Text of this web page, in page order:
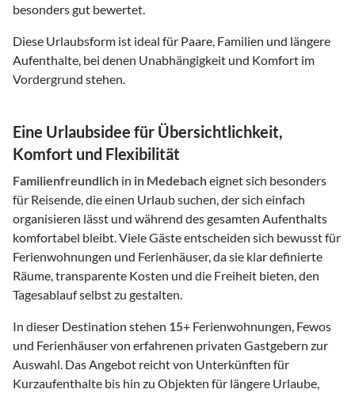
besonders gut bewertet.
Diese Urlaubsform ist ideal für Paare, Familien und längere
Aufenthalte, bei denen Unabhängigkeit und Komfort im
Vordergrund stehen.
Eine Urlaubsidee für Übersichtlichkeit,
Komfort und Flexibilität
Familienfreundlich in in Medebacheignet sich besonders
für Reisende, die einen Urlaub suchen, der sich einfach
organisieren lässt und während des gesamten Aufenthalts
komfortabel bleibt. Viele Gäste entscheiden sich bewusst für
Ferienwohnungen und Ferienhäuser, da sie klar definierte
Räume, transparente Kosten und die Freiheit bieten, den
Tagesablauf selbst zu gestalten.
In dieser Destination stehen 15+ Ferienwohnungen, Fewos
und Ferienhäuser von erfahrenen privaten Gastgebern zur
Auswahl. Das Angebot reicht von Unterkünften für
Kurzaufenthalte bis hin zu Objekten für längere Urlaube,